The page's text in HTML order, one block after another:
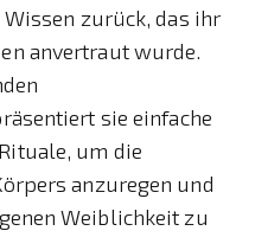
zurück, das ihr
anvertraut wurde.
sie einfache
um die
anzuregen und
Weiblichkeit zu